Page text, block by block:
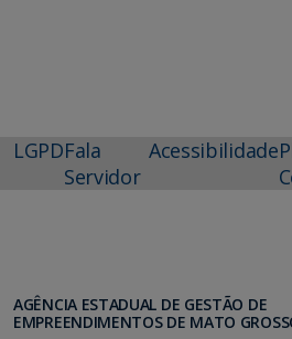
LGPDFala
Servidor
Acessibilidade
AGÊNCIA ESTADUAL DE GESTÃO DE
EMPREENDIMENTOS DE MATO